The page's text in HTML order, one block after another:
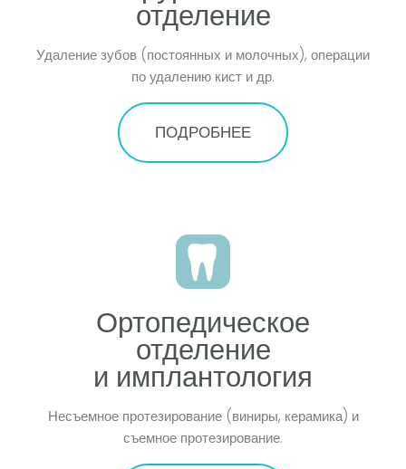
отделение
Удаление зубов (постоянных и молочных), операции
по удалению кист и др.
ПОДРОБНЕЕ
Ортопедическое
отделение
и имплантология
Несъемное протезирование (виниры, керамика) и
съемное протезирование.